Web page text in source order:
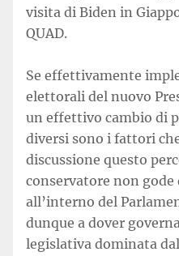
visita di Biden in
QUAD.
Se effettivamente
elettorali del nuovo
un effettivo cambio di
diversi sono i fattori
discussione questo
conservatore non
all’interno del
dunque a dover
legislativa dominata